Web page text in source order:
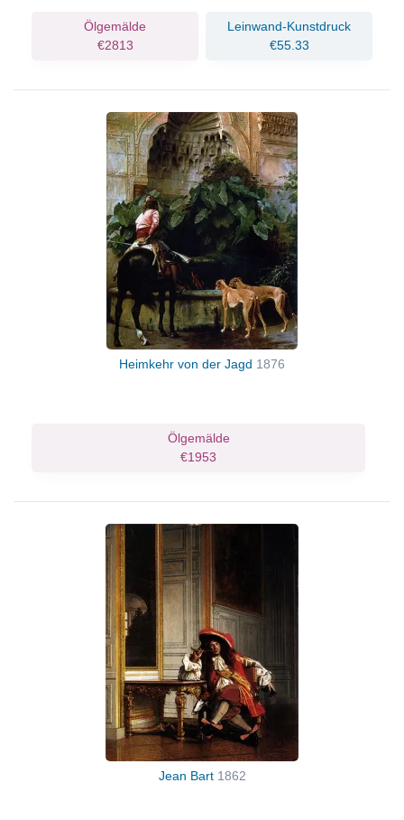
Ölgemälde
€2813
Leinwand-Kunstdruck
€55.33
Heimkehr von der Jagd 1876
Ölgemälde
€1953
Jean Bart 1862